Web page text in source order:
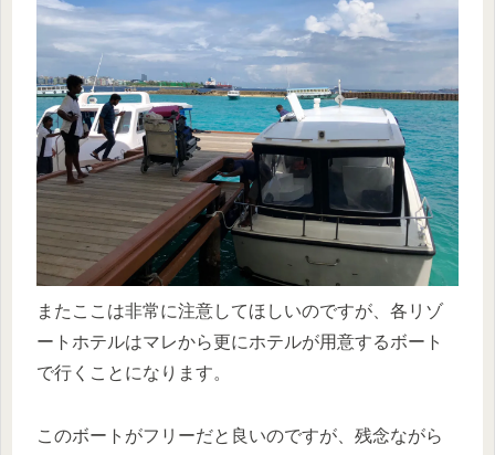
またここは非常に注意してほしいのですが、各リゾ
ートホテルはマレから更にホテルが用意するボート
で行くことになります。
このボートがフリーだと良いのですが、残念ながら